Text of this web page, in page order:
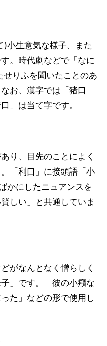
)小生意気な様子、また
。時代劇などで「なに
せりふを聞いたことのあ
お、漢字では「猪口
」は当て字です。
り、目先のことによく
「利口」に接頭語「小
かにしたニュアンスを
しい」と共通していま
がなんとなく憎らしく
」です。「彼の小癪な
た」などの形で使用し